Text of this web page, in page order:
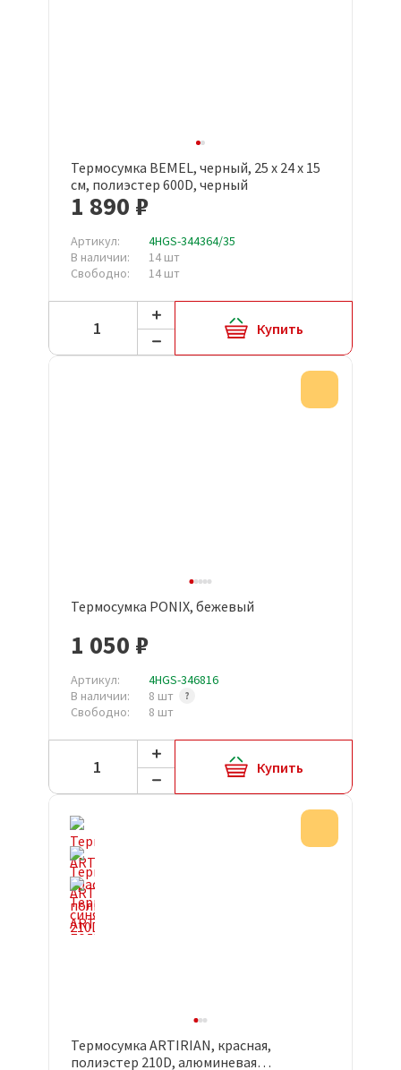
Термосумка BEMEL, черный, 25 x 24 x 15
см, полиэстер 600D, черный
1 890 ₽
Артикул:
4HGS-344364/35
В наличии:
14 шт
Свободно:
14 шт
Купить
Термосумка PONIX, бежевый
1 050 ₽
Артикул:
4HGS-346816
В наличии:
8 шт
Свободно:
8 шт
Купить
Термосумка ARTIRIAN, красная,
полиэстер 210D, алюминевая